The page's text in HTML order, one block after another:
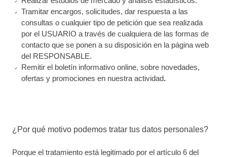
Tramitar encargos, solicitudes, dar respuesta a las
consultas o cualquier tipo de petición que sea realizada
por el USUARIO a través de cualquiera de las formas de
contacto que se ponen a su disposición en la página web
del RESPONSABLE.
Remitir el boletín informativo online, sobre novedades,
ofertas y promociones en nuestra actividad.
¿Por qué motivo podemos tratar tus datos personales?
Porque el tratamiento está legitimado por el artículo 6 del